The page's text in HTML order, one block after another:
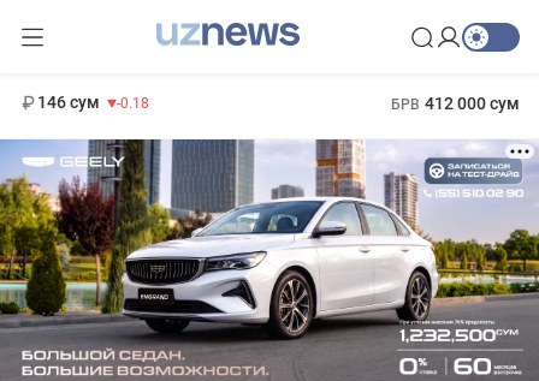
146 сум -0.18 БРВ 412 000 сум